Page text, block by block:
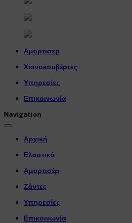
Αμορτισερ
Χιονοκουβέρτες
Υπηρεσίες
Επικοινωνία
Navigation
Αρχική
Ελαστικά
Αμορτισέρ
Ζάντες
Υπηρεσίες
Επικοινωνία